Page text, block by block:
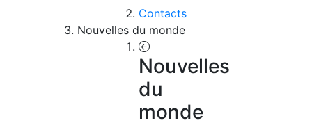
Contacts
Nouvelles du monde
Nouvelles
du
monde